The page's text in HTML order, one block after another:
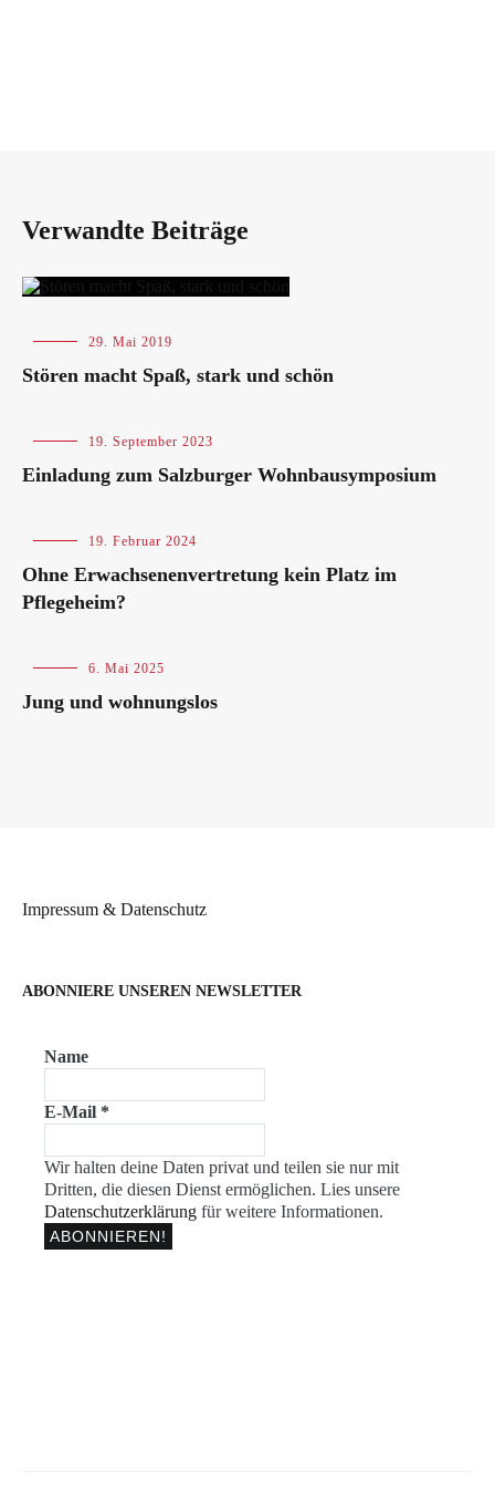
Verwandte Beiträge
Blog 29. Mai 2019
Stören macht Spaß, stark und schön
Blog ,
19. September 2023
Einladung zum Salzburger Wohnbausymposium
Blog 19. Februar 2024
Ohne Erwachsenenvertretung kein Platz im
Pflegeheim?
Blog 6. Mai 2025
Jung und wohnungslos
Impressum & Datenschutz
ABONNIERE UNSEREN NEWSLETTER
Name
E-Mail *
Wir halten deine Daten privat und teilen sie nur mit
Dritten, die diesen Dienst ermöglichen. Lies unsere
Datenschutzerklärung für weitere Informationen.